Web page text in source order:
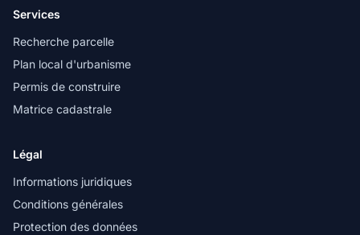
Services
Recherche parcelle
Plan local d'urbanisme
Permis de construire
Matrice cadastrale
Légal
Informations juridiques
Conditions générales
Protection des données